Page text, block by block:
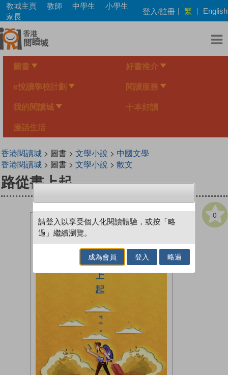
Skip
main
content
教城主頁 教師 中學生
小學生
家長
登入/註冊 | 繁 | English
圖書 好書推介
e悅讀學校計劃 閱讀服務
我的閱讀城 十本好讀
漫話生活
香港閱讀城> 圖書 > 文學小說 > 中國文學
香港閱讀城> 圖書 > 文學小說 > 散文
路從書上起
0
請登入以享受個人化閱讀體驗，或按「略
過」繼續瀏覽。
成為會員 登入 略過